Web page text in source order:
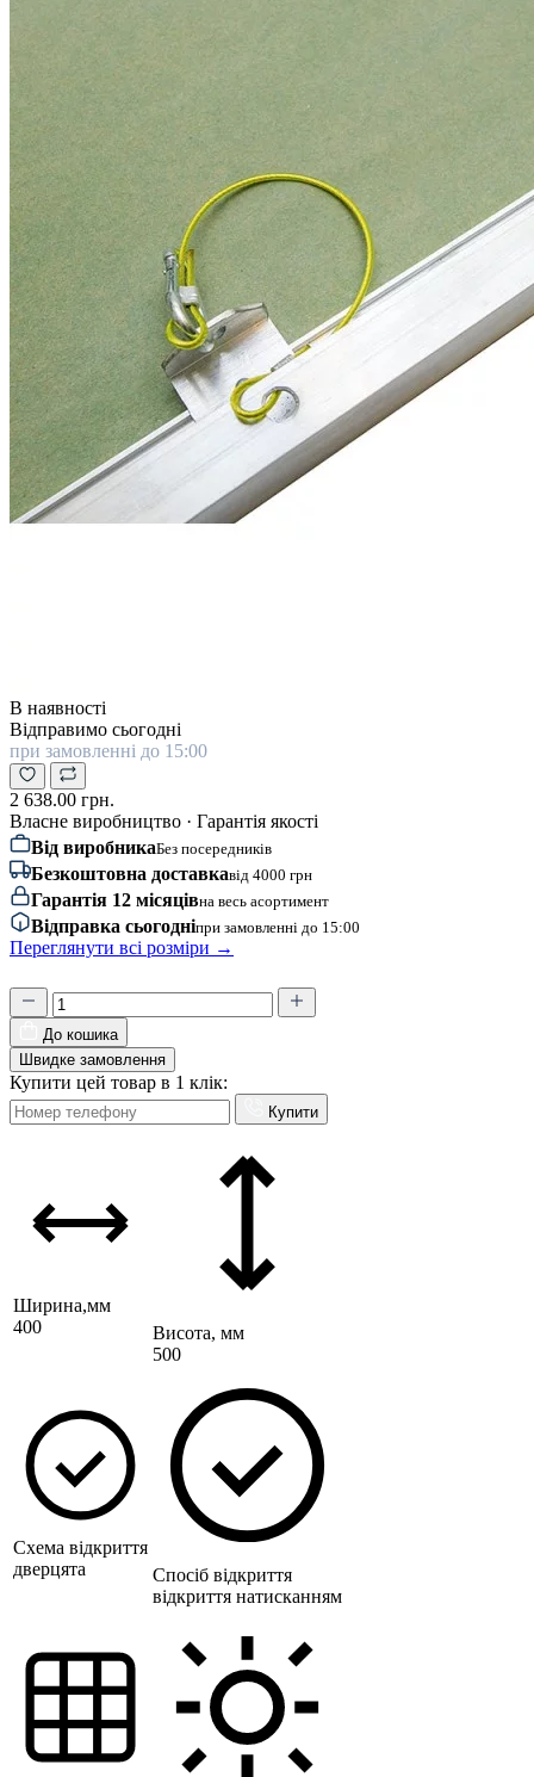
В наявності
Відправимо сьогодні
при замовленні до 15:00
2 638.00 грн.
Власне виробництво · Гарантія якості
Від виробникаБез посередників
Безкоштовна доставкавід 4000 грн
Гарантія 12 місяцівна весь асортимент
Відправка сьогодніпри замовленні до 15:00
Переглянути всі розміри →
До кошика
Швидке замовлення
Купити цей товар в 1 клік:
Купити
Ширина,мм
400
Висота, мм
500
Схема відкриття
дверцята
Спосіб відкриття
відкриття натисканням